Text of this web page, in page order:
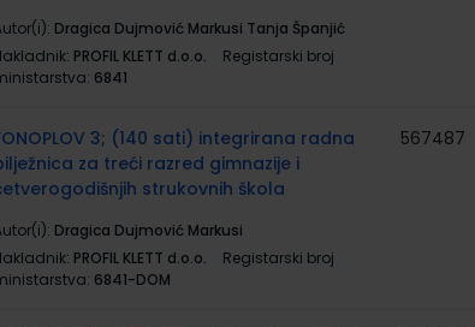
Dragica Dujmović Markusi Tanja Španjić
PROFIL KLETT d.o.o.
Registarski broj
6841
3; (140 sati) integrirana radna
za treći razred gimnazije i
strukovnih škola
Dragica Dujmović Markusi
PROFIL KLETT d.o.o.
Registarski broj
6841-DOM
567487